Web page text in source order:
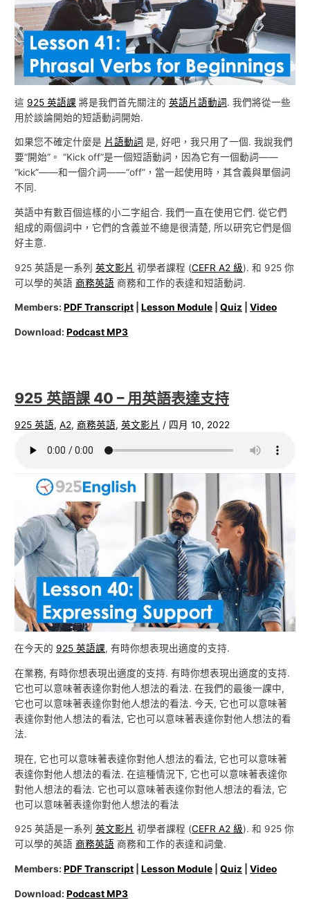
這 925 英語課 將是我們首先關注的英語片語動詞. 我們將從一些
用於談論開始的短語動詞開始.
如果您不確定什麼是 片語動詞 是, 好吧，我只用了一個. 我說我們
要“開始”。 “Kick off”是一個短語動詞，因為它有一個動詞——
“kick”——和一個介詞——“off”，當一起使用時，其含義與單個詞
不同.
英語中有數百個這樣的小二字組合. 我們一直在使用它們. 從它們
組成的兩個詞中，它們的含義並不總是很清楚, 所以研究它們是個
好主意.
925 英語是一系列英文影片 初學者課程 (CEFR A2 級). 和 925 你
可以學的英語商務英語 商務和工作的表達和短語動詞.
Members:PDF Transcript |Lesson Module |Quiz |Video
Download:Podcast MP3
925 英語課 40 – 用英語表達支持
925 英語,A2,商務英語,英文影片 / 四月 10, 2022
在今天的 925 英語課, 有時你想表現出適度的支持.
在業務, 有時你想表現出適度的支持. 有時你想表現出適度的支持.
它也可以意味著表達你對他人想法的看法. 在我們的最後一課中,
它也可以意味著表達你對他人想法的看法. 今天, 它也可以意味著
表達你對他人想法的看法, 它也可以意味著表達你對他人想法的看
法.
現在, 它也可以意味著表達你對他人想法的看法, 它也可以意味著
表達你對他人想法的看法. 在這種情況下, 它也可以意味著表達你
對他人想法的看法. 它也可以意味著表達你對他人想法的看法, 它
也可以意味著表達你對他人想法的看法
925 英語是一系列英文影片 初學者課程 (CEFR A2 級). 和 925 你
可以學的英語商務英語 商務和工作的表達和詞彙.
Members:PDF Transcript |Lesson Module |Quiz |Video
Download:Podcast MP3